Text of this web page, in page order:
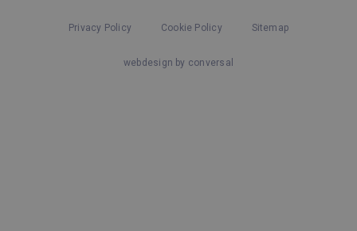
Privacy Policy Cookie Policy Sitemap
webdesign by conversal